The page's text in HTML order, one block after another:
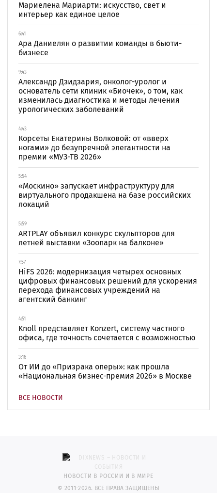
Мариелена Мариарти: искусство, свет и
интерьер как единое целое
6:41
Ара Даниелян о развитии команды в бьюти-
бизнесе
9:43
Александр Дзидзария, онколог-уролог и
основатель сети клиник «Биочек», о том, как
изменилась диагностика и методы лечения
урологических заболеваний
4:43
Корсеты Екатерины Волковой: от «вверх
ногами» до безупречной элегантности на
премии «МУЗ-ТВ 2026»
5:54
«Москино» запускает инфраструктуру для
виртуального продакшена на базе российских
локаций
5:59
ARTPLAY объявил конкурс скульпторов для
летней выставки «Зоопарк на балконе»
7:57
HiFS 2026: модернизация четырех основных
цифровых финансовых решений для ускорения
перехода финансовых учреждений на
агентский банкинг
4:51
Knoll представляет Konzert, систему частного
офиса, где точность сочетается с возможностью
3:16
От ИИ до «Призрака оперы»: как прошла
«Национальная бизнес-премия 2026» в Москве
ВСЕ НОВОСТИ
НОВОСТИ В РОССИИ И В МИРЕ
© 2011-2026. ВСЕ ПРАВА ЗАЩИЩЕНЫ